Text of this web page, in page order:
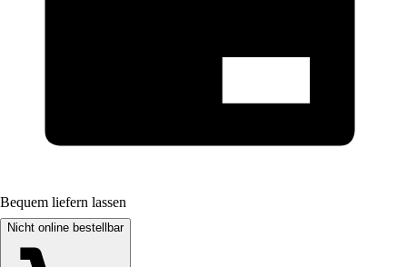
Bequem liefern lassen
Nicht online bestellbar